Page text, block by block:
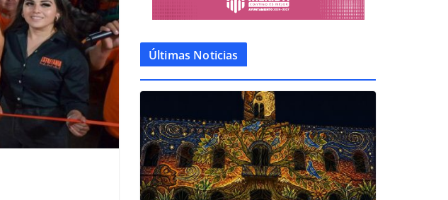
Últimas Noticias